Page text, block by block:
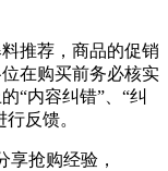
推荐，商品的促销
在购买前务必核实
“内容纠错”、“纠
反馈。
享抢购经验，